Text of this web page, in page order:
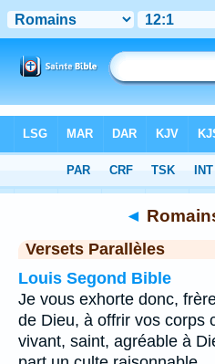
Chapitre 12 > Verset 1
◄
Versets Parallèles
Louis Segond Bible
Je vous exhorte donc,
de Dieu, à offrir vos corps
vivant, saint, agréable à